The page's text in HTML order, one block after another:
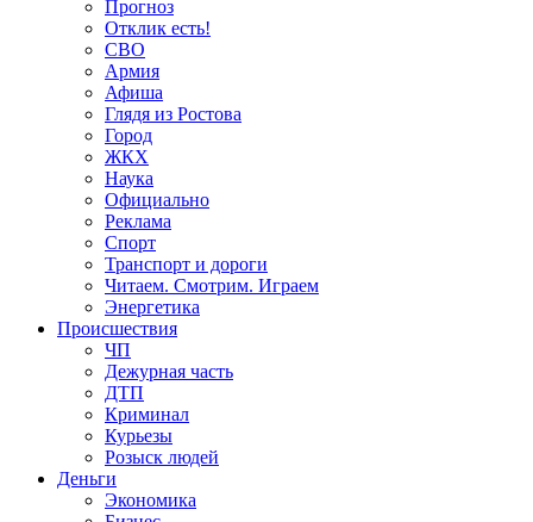
Прогноз
Отклик есть!
СВО
Армия
Афиша
Глядя из Ростова
Город
ЖКХ
Наука
Официально
Реклама
Спорт
Транспорт и дороги
Читаем. Смотрим. Играем
Энергетика
Происшествия
ЧП
Дежурная часть
ДТП
Криминал
Курьезы
Розыск людей
Деньги
Экономика